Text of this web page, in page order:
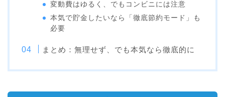
変動費はゆるく、でもコンビニには注意
本気で貯金したいなら「徹底節約モード」も
必要
まとめ：無理せず、でも本気なら徹底的に